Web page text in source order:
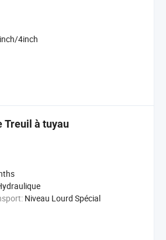
4inch
Treuil à tuyau
Niveau Lourd Spécial